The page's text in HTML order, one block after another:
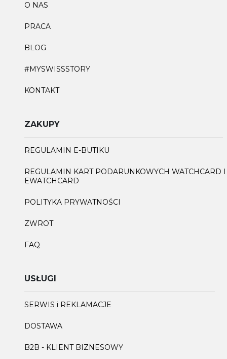
O NAS
PRACA
BLOG
#MYSWISSSTORY
KONTAKT
ZAKUPY
REGULAMIN E-BUTIKU
REGULAMIN KART PODARUNKOWYCH WATCHCARD I
EWATCHCARD
POLITYKA PRYWATNOŚCI
ZWROT
FAQ
USŁUGI
SERWIS i REKLAMACJE
DOSTAWA
B2B - KLIENT BIZNESOWY